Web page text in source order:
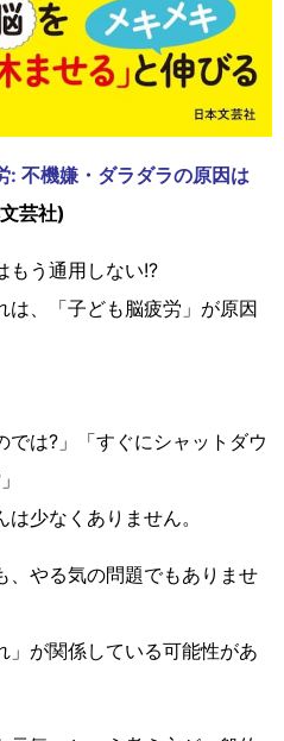
: 不機嫌・ダラダラの原因は
芸社)
もう通用しない!?
は、「子ども脳疲労」が原因
では?」「すぐにシャットダウ
少なくありません。
、やる気の問題でもありませ
が関係している可能性があ